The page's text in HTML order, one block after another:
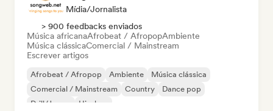
Mídia/Jornalista
> 900 feedbacks enviados
Música africanaAfrobeat / AfropopAmbiente
Música clássicaComercial / Mainstream
Escrever artigos
Afrobeat / Afropop Ambiente
Música clássica
Comercial / Mainstream
Country
Dance pop
Drill/Jersey
Hip-hop